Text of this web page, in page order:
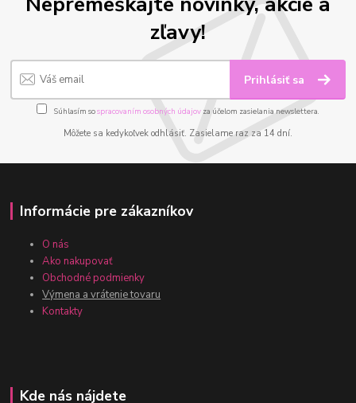
zľavy!
Prihlásiť sa
Súhlasím sospracovaním osobných údajov za účelom zasielania newslettera.
Môžete sa kedykoľvek odhlásiť. Zasielame raz za 14 dní.
Informácie pre zákazníkov
O nás
Ako nakupovať
Obchodné podmienky
Výmena a vrátenie tovaru
Kontakty
Kde nás nájdete